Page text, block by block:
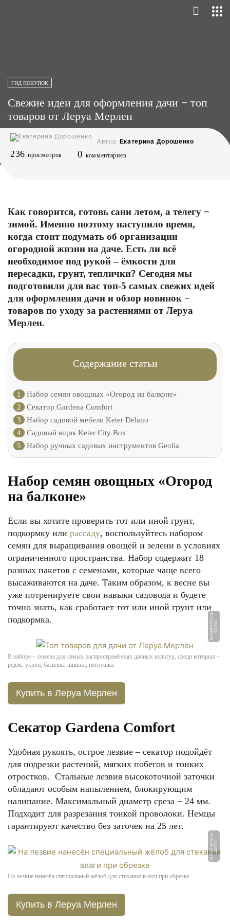
ГИД ПОКУПОК
Свежие идеи для оформления дачи − топ
товаров от Леруа Мерлен
Автор Екатерина Дорошенко
236 просмотров 0 комментариев
Как говорится, готовь сани летом, а телегу −
зимой. Именно поэтому наступило время,
когда стоит подумать об организации
огородной жизни на даче. Есть ли всё
необходимое под рукой – ёмкости для
пересадки, грунт, теплички? Сегодня мы
подготовили для вас топ-5 самых свежих идей
для оформления дачи и обзор новинок −
товаров по уходу за растениями от Леруа
Мерлен.
Содержание статьи
1
Набор семян овощных «Огород на балконе»
2
Секатор Gardena Comfort
3
Набор садовой мебели Keter Delano
4
Садовый ящик Keter City Box
5
Набор ручных садовых инструментов Geolia
Набор семян овощных «Огород
на балконе»
Если вы хотите проверить тот или иной грунт,
подкормку или рассаду, воспользуйтесь набором
семян для выращивания овощей и зелени в условиях
ограниченного пространства. Набор содержит 18
разных пакетов с семенами, которые чаще всего
высаживаются на даче. Таким образом, к весне вы
уже потренируете свои навыки садовода и будете
точно знать, как сработает тот или иной грунт или
подкормка.
Ф
О
Т
О:
l
e
r
o
y
m
e
rli
n.
r
u
В наборе − семена для самых распространённых дачных культур, среди которых −
редис, укроп, базилик, шпинат, петрушка
Купить в Леруа Мерлен
Секатор Gardena Comfort
Удобная рукоять, острое лезвие – секатор подойдёт
для подрезки растений, мягких побегов и тонких
отростков. Стальные лезвия высокоточной заточки
обладают особым напылением, блокирующим
налипание. Максимальный диаметр среза − 24 мм.
Подходит для разрезания тонкой проволоки. Немцы
гарантируют качество без заточек на 25 лет.
Ф
О
Т
О:
l
e
r
o
y
m
e
rli
n.
r
u
На лезвие нанесён специальный жёлоб для стекания влаги при обрезке
Купить в Леруа Мерлен